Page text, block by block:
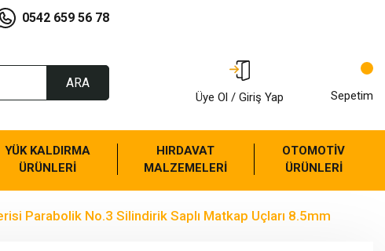
0542 659 56 78
ARA
Üye Ol / Giriş Yap Sepetim
YÜK KALDIRMA
ÜRÜNLERİ
HIRDAVAT
MALZEMELERİ
OTOMOTİV
ÜRÜNLERİ
Parabolik No.3 Silindirik Saplı Matkap Uçları 8.5mm